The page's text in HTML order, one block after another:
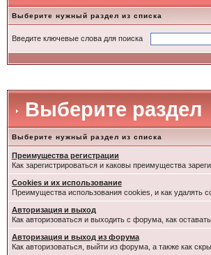
Выберите нужный раздел из списка
Введите ключевые слова для поиска
Выберите раздел
Выберите нужный раздел из списка
Преимущества регистрации
Как зарегистрироваться и каковы преимущества
Cookies и их использование
Преимущества использования cookies, и как удалять
Авторизация и выход
Как авторизоваться и выходить с форума, как
Авторизация и выход из форума
Как авторизоваться, выйти из форума, а также как